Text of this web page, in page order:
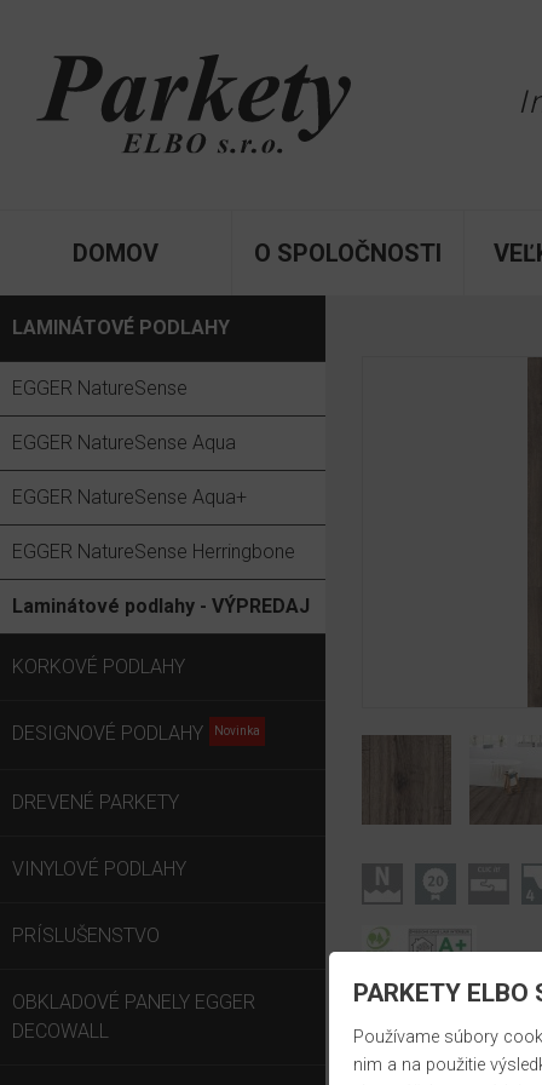
DOMOV O SPOLOČNOSTI
LAMINÁTOVÉ PODLAHY
EGGER NatureSense
EGGER NatureSense Aqua
EGGER NatureSense Aqua+
EGGER NatureSense Herringbone
Laminátové podlahy - VÝPREDAJ
KORKOVÉ PODLAHY
DESIGNOVÉ PODLAHY
DREVENÉ PARKETY
VINYLOVÉ PODLAHY
PRÍSLUŠENSTVO
OBKLADOVÉ PANELY EGGER
DECOWALL
PARKETY ELBO
Používame súbory
nim a na použitie